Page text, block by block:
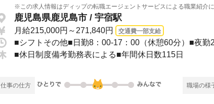
※この求人情報はディップの転職エージェントサービスによる職業紹介
鹿児島県鹿児島市 / 宇宿駅
月給215,000円～271,840円 交通費一部支給
■休日制度備考勤務表による■年間休日数115日
仕事の仕方 職場の様